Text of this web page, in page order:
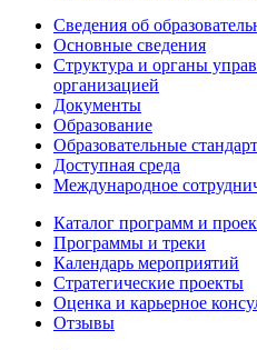
Сведения об
Основные сведения
Структура и органы
организацией
Документы
Образование
Образовательные
Доступная среда
Международное
Каталог программ и
Программы и треки
Календарь мероприятий
Стратегические проекты
Оценка и карьерное
Отзывы